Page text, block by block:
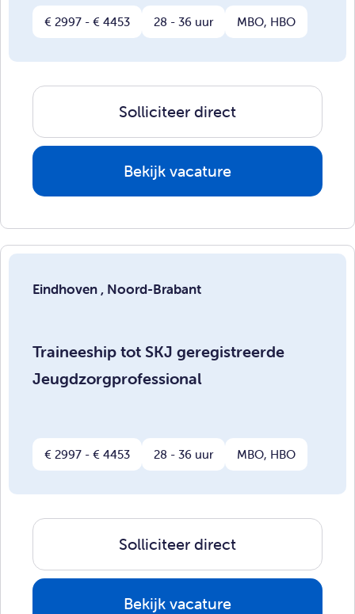
€ 2997 - € 4453 28 - 36 uur MBO, HBO
Solliciteer direct
Bekijk vacature
Eindhoven , Noord-Brabant
Traineeship tot SKJ geregistreerde
Jeugdzorgprofessional
€ 2997 - € 4453 28 - 36 uur MBO, HBO
Solliciteer direct
Bekijk vacature